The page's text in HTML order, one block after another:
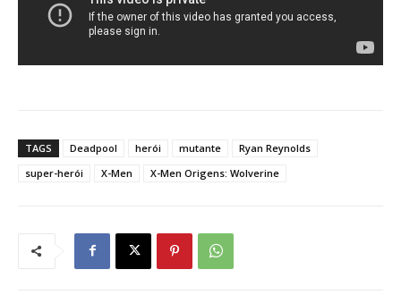
TAGS Deadpool herói mutante
Ryan Reynolds
super-herói
X-Men X-Men Origens: Wolverine